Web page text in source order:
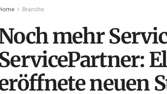
Branche
mehr
neuen